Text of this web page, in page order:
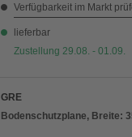
Verfügbarkeit im Markt
lieferbar
Zustellung 29.08. - 01.09.
GRE
Bodenschutzplane, Breite: